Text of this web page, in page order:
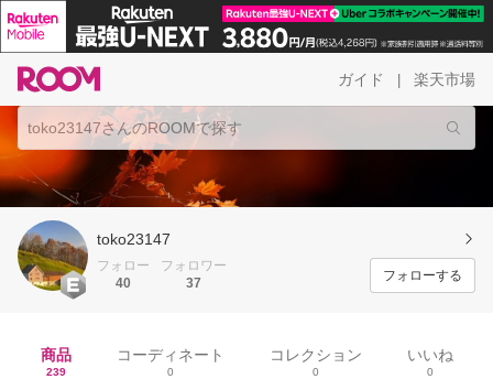
ガイド 楽天市場
toko23147
フォロー
40
フォロワー
37
フォローする
商品
239
コーディネート
0
コレクション
0
いいね
0